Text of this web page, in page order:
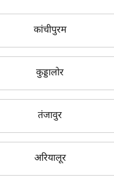
कांचीपुरम
कुड्डालोर
तंजावुर
अरियालूर